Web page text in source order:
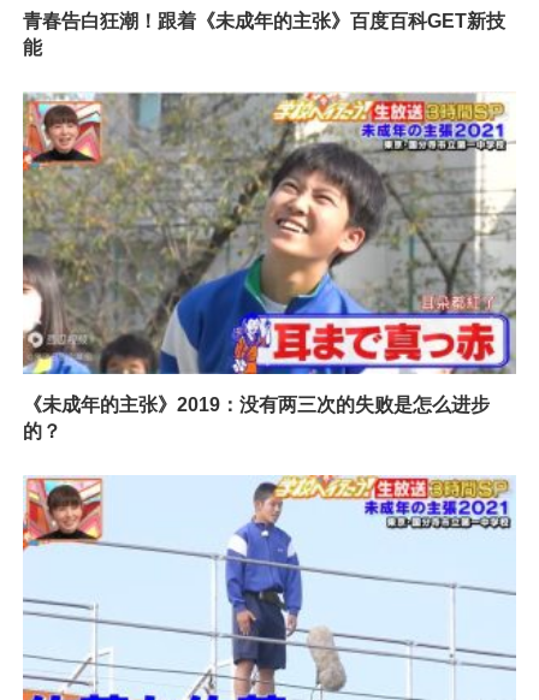
青春告白狂潮！跟着《未成年的主张》百度百科GET新技
能
《未成年的主张》2019：没有两三次的失败是怎么进步
的？